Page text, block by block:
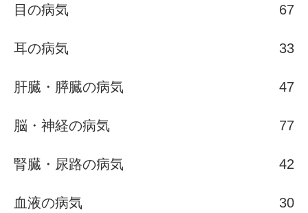
目の病気 67
耳の病気 33
肝臓・膵臓の病気 47
脳・神経の病気 77
腎臓・尿路の病気 42
血液の病気 30